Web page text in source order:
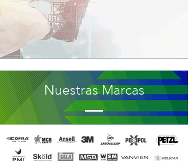
Nuestras Marcas